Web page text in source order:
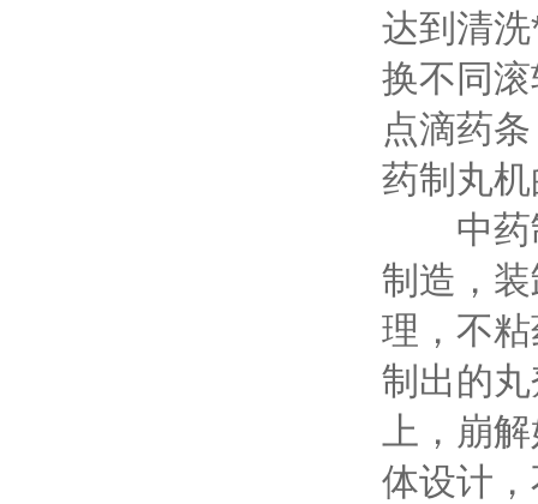
达到清
换不同
点滴药
药制丸
中药制
制造，
理，不
制出的
上，崩
体设计